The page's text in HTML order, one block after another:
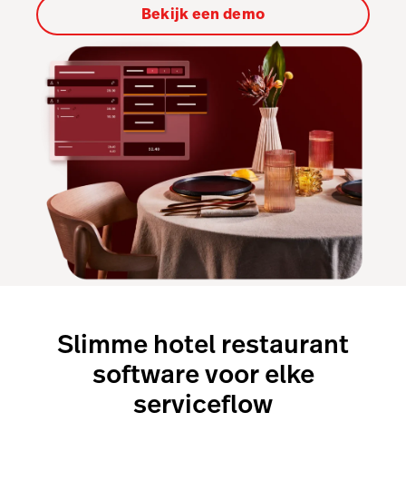
Pulse app
Reservations
Tempo
Benchmarks & Trends
Bekijk een demo
Slimme hotel restaurant
software voor elke
serviceflow